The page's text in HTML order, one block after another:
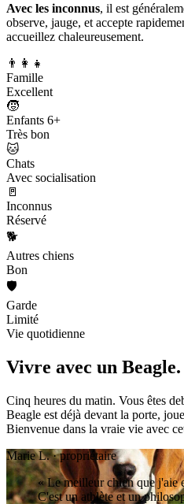
Avec les inconnus, il est
observe, jauge, et accepte
accueillez chaleureusement.
👨‍👩‍👧
Famille
Excellent
🧒
Enfants 6+
Très bon
🐱
Chats
Avec socialisation
🚪
Inconnus
Réservé
🐕
Autres chiens
Bon
🛡️
Garde
Limité
Vie quotidienne
Vivre avec un Beagle.
Cinq heures du matin. Vous êtes
Beagle est déjà devant la porte,
Bienvenue dans la vraie vie avec
Marie L. · propriétaire
« Le meilleur chien que j'aie
C'est un athlète et un